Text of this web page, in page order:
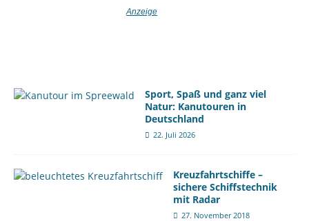
Sport, Spaß und ganz viel
Natur: Kanutouren in
Deutschland
22. Juli 2026
Kreuzfahrtschiffe –
sichere Schiffstechnik
mit Radar
27. November 2018